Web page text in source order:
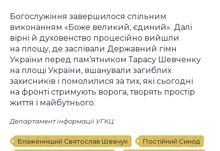
Богослужіння завершилося спільним
виконанням «Боже великий, єдиний». Далі
вірні й духовенство процесійно вийшли
на площу, де заспівали Державний гімн
України перед пам’ятником Тарасу Шевченку
на площі України, вшанували загиблих
захисників і помолилися за тих, які сьогодні
на фронті стримують ворога, творять простір
життя і майбутнього.
Департамент інформації УГКЦ
Блаженніший Святослав Шевчук
Постійний Синод